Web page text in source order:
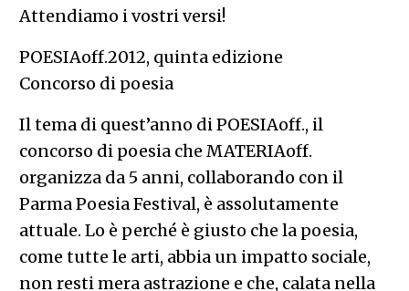
Attendiamo i vostri versi!
POESIAoff.2012, quinta edizione
Concorso di poesia
Il tema di quest’anno di POESIAoff., il
concorso di poesia che MATERIAoff.
organizza da 5 anni, collaborando con il
Parma Poesia Festival, è assolutamente
attuale. Lo è perché è giusto che la poesia,
come tutte le arti, abbia un impatto sociale,
non resti mera astrazione e che, calata nella